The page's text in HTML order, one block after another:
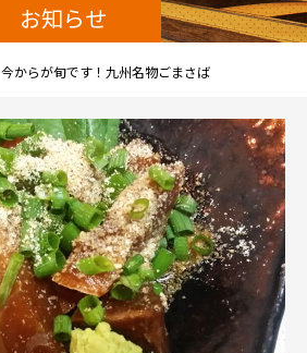
お知らせ
今からが旬です！九州名物ごまさば